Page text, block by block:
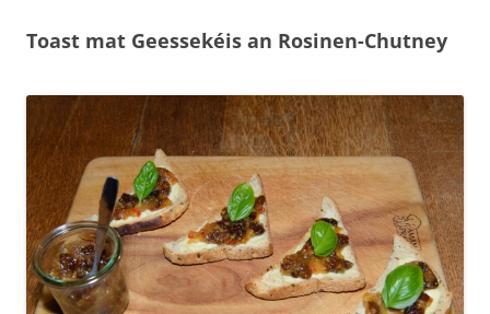
Toast mat Geessekéis an Rosinen-Chutney